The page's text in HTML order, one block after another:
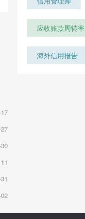
应收账款周转率
海外信用报告